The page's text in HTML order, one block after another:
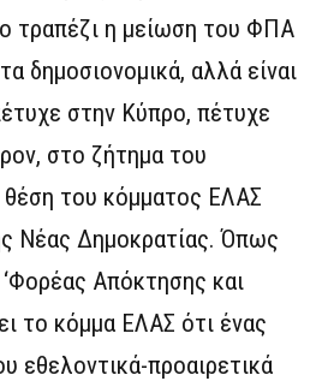
τραπέζι η μείωση του ΦΠΑ
δημοσιονομικά, αλλά είναι
στην Κύπρο, πέτυχε
στο ζήτημα του
θέση του κόμματος ΕΛΑΣ
Νέας Δημοκρατίας. Όπως
Απόκτησης και
το κόμμα ΕΛΑΣ ότι ένας
εθελοντικά-προαιρετικά